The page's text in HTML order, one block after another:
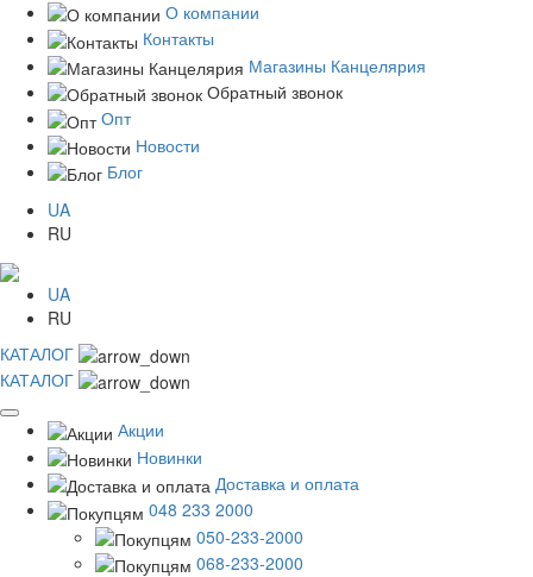
О компании
Контакты
Магазины Канцелярия
Обратный звонок
Опт
Новости
Блог
UA
RU
UA
RU
КАТАЛОГ
КАТАЛОГ
Акции
Новинки
Доставка и оплата
048 233 2000
050-233-2000
068-233-2000